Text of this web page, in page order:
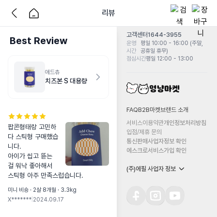
리뷰
Best Review
애드츄
치즈본 S 대용량
팝콘형태랑 고민하
다 스틱형 구매했습
니다.
아이가 씹고 뜯는
걸 워낙 좋아해서
스틱형 아주 만족스럽습니다.
미니 비숑 · 2살 8개월 · 3.3kg
X******* 2024.09.17
고객센터1644-3955
운영
시간
평일 10:00 - 16:00 (주말,
공휴일 휴무)
점심시간평일 12:00 - 13:00
FAQB2B마켓 브랜드 소개
서비스이용약관개인정보처리방침
입점/제휴 문의
통신판매사업자정보 확인
에스크로서비스가입 확인
(주)에필 사업자 정보